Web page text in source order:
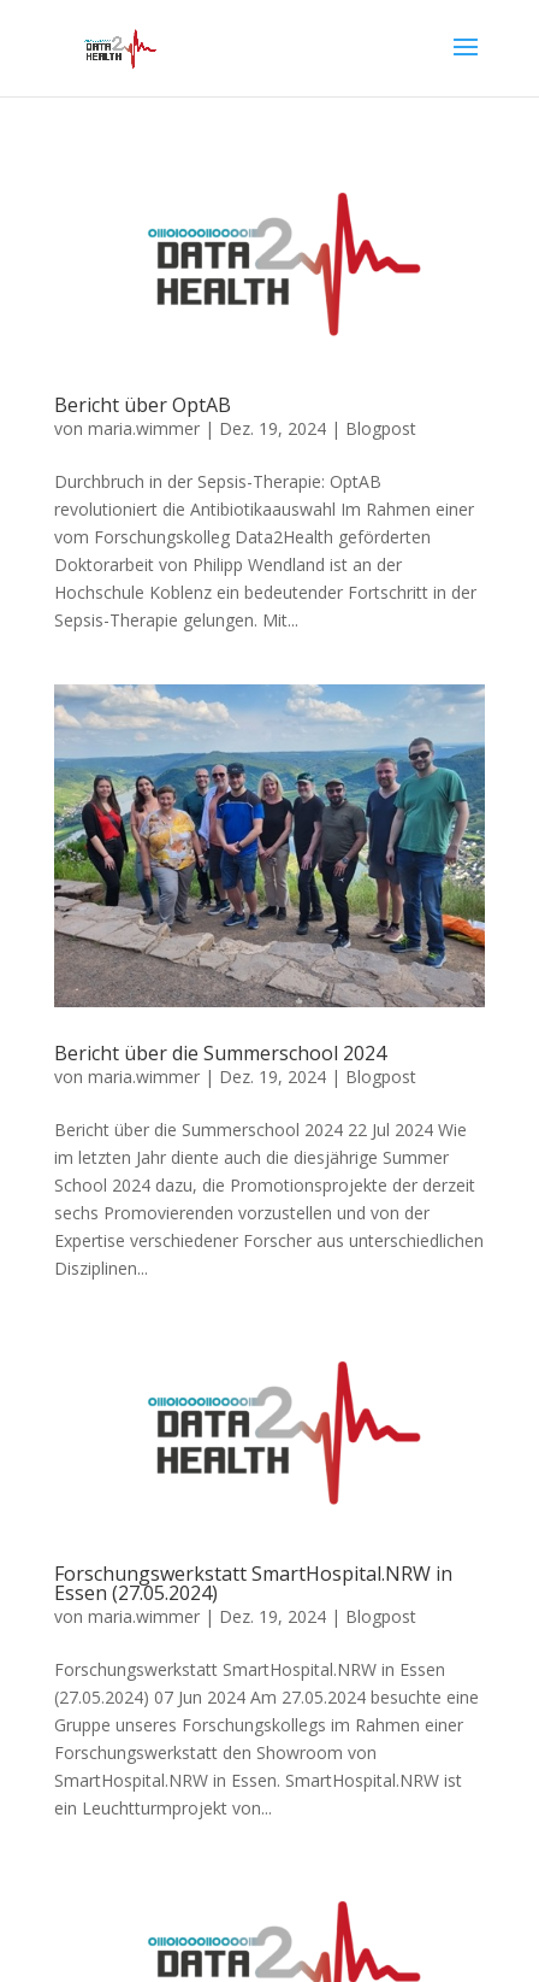
Bericht über OptAB
von maria.wimmer| Dez. 19, 2024| Blogpost
Durchbruch in der Sepsis-Therapie: OptAB
revolutioniert die Antibiotikaauswahl Im Rahmen einer
vom Forschungskolleg Data2Health geförderten
Doktorarbeit von Philipp Wendland ist an der
Hochschule Koblenz ein bedeutender Fortschritt in der
Sepsis-Therapie gelungen. Mit...
Bericht über die Summerschool 2024
von maria.wimmer| Dez. 19, 2024| Blogpost
Bericht über die Summerschool 2024 22 Jul 2024 Wie
im letzten Jahr diente auch die diesjährige Summer
School 2024 dazu, die Promotionsprojekte der derzeit
sechs Promovierenden vorzustellen und von der
Expertise verschiedener Forscher aus unterschiedlichen
Disziplinen...
Forschungswerkstatt SmartHospital.NRW in
Essen (27.05.2024)
von maria.wimmer| Dez. 19, 2024| Blogpost
Forschungswerkstatt SmartHospital.NRW in Essen
(27.05.2024) 07 Jun 2024 Am 27.05.2024 besuchte eine
Gruppe unseres Forschungskollegs im Rahmen einer
Forschungswerkstatt den Showroom von
SmartHospital.NRW in Essen. SmartHospital.NRW ist
ein Leuchtturmprojekt von...